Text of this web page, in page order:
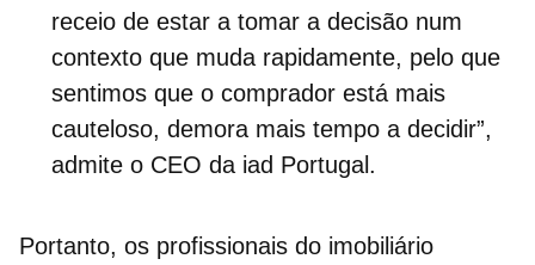
receio de estar a tomar a decisão num
contexto que muda rapidamente, pelo que
sentimos que o comprador está mais
cauteloso, demora mais tempo a decidir”,
admite o CEO da iad Portugal.
Portanto, os profissionais do imobiliário